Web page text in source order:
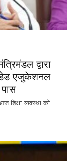
द्वारा
एजुकेशनल
शिक्षा व्यवस्था को